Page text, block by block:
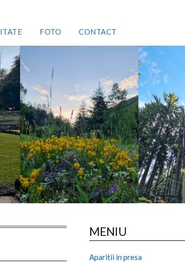
FOTO CONTACT
MENIU
Aparitii in presa